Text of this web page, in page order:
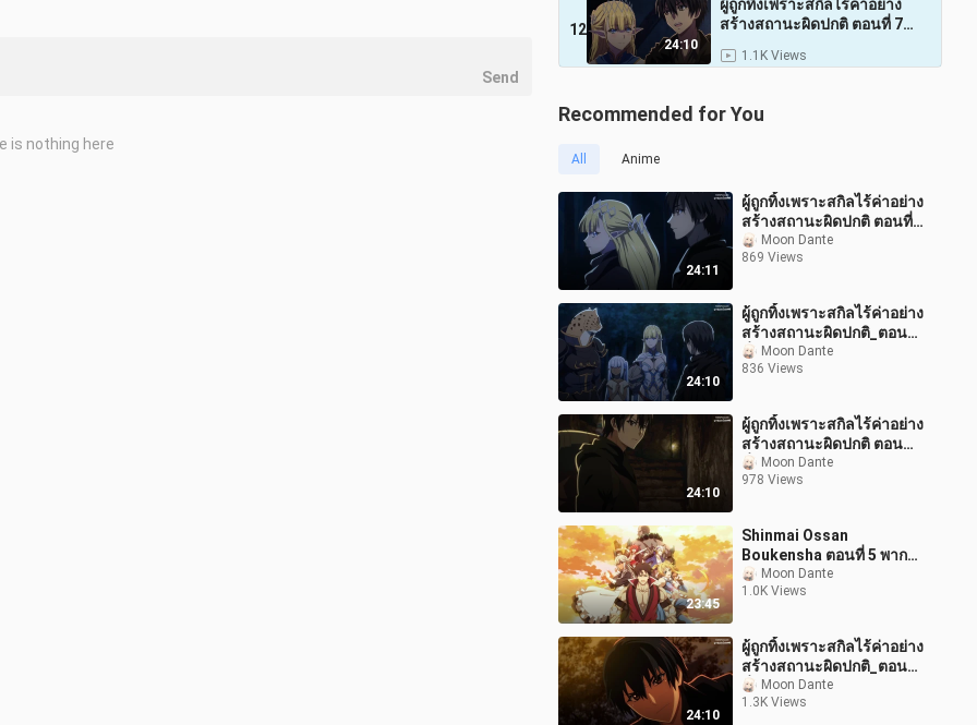
12
24:10
ผู้ถูกทิ้งเพราะสกิลไร้ค่าอย่าง
สร้างสถานะผิดปกติ ตอนที่ 7
1.1K Views
Recommended for You
All Anime
24:11
ผู้ถูกทิ้งเพราะสกิลไร้ค่าอย่าง
สร้างสถานะผิดปกติ ตอนที่
_8_พากย์ไทย
Moon Dante
869 Views
24:10
ผู้ถูกทิ้งเพราะสกิลไร้ค่าอย่าง
สร้างสถานะผิดปกติ_ตอน
ที่_9_พากย์ไทย
Moon Dante
836 Views
24:10
ผู้ถูกทิ้งเพราะสกิลไร้ค่าอย่าง
สร้างสถานะผิดปกติ ตอน
ที่_4_พากย์ไทย
Moon Dante
978 Views
23:45
Shinmai Ossan
Boukensha ตอนที่ 5 พากย์
ไทยMoon Dante
1.0K Views
24:10
ผู้ถูกทิ้งเพราะสกิลไร้ค่าอย่าง
สร้างสถานะผิดปกติ_ตอน
ที่_6_พากย์ไทย
Moon Dante
1.3K Views
Send
is nothing here